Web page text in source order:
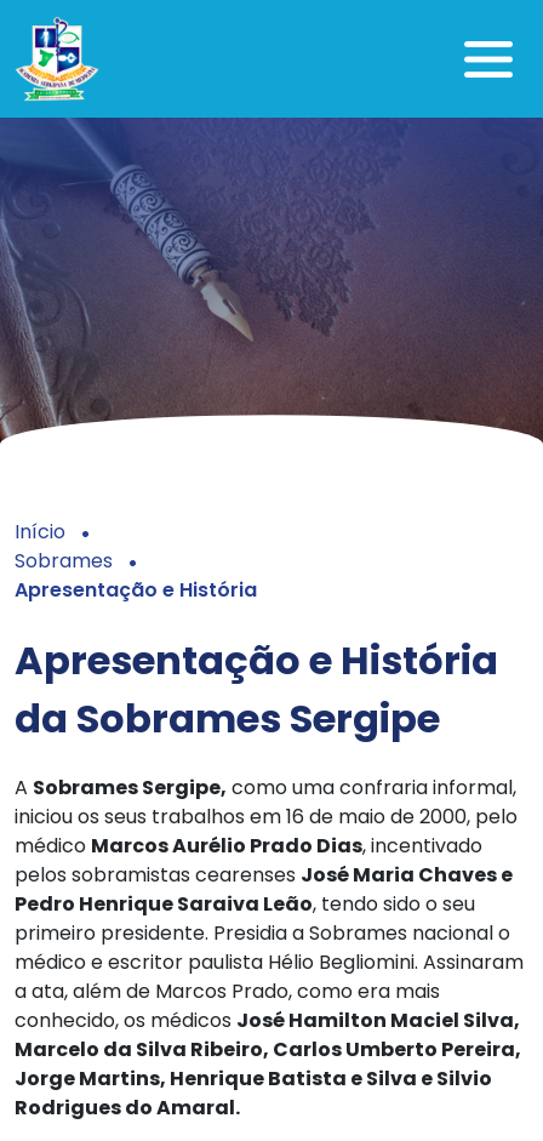
Início
Sobrames
Apresentação e História
Apresentação e História
da Sobrames Sergipe
A Sobrames Sergipe, como uma confraria informal,
iniciou os seus trabalhos em16 de maio de 2000, pelo
médico Marcos Aurélio Prado Dias, incentivado
pelos sobramistas cearenses José Maria Chaves e
Pedro Henrique Saraiva Leão, tendo sido o seu
primeiro presidente. Presidia a Sobrames nacional o
médico e escritor paulista Hélio Begliomini. Assinaram
a ata, além de Marcos Prado, como era mais
conhecido, os médicos José Hamilton Maciel Silva,
Marcelo da Silva Ribeiro, Carlos Umberto Pereira,
Jorge Martins, Henrique Batista e Silva e Silvio
Rodrigues do Amaral.